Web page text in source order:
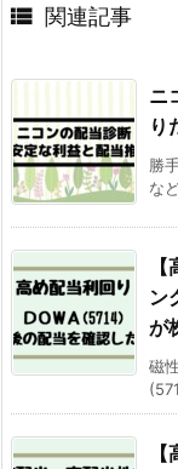
 関連記事
ニ
り
勝
な
ン
が
磁